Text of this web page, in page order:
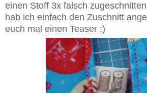
einen Stoff 3x falsch
hab ich einfach den Zuschnitt
euch mal einen Teaser ;)